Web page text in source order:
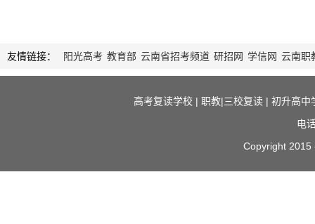
友情链接： 阳光高考 教育部 云南省招考频道 研招网 学信网 云南职
高考复读学校| 职教|三校复读| 初升高中
电
Copyright